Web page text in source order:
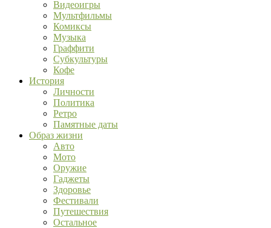
Видеоигры
Мультфильмы
Комиксы
Музыка
Граффити
Субкультуры
Кофе
История
Личности
Политика
Ретро
Памятные даты
Образ жизни
Авто
Мото
Оружие
Гаджеты
Здоровье
Фестивали
Путешествия
Остальное